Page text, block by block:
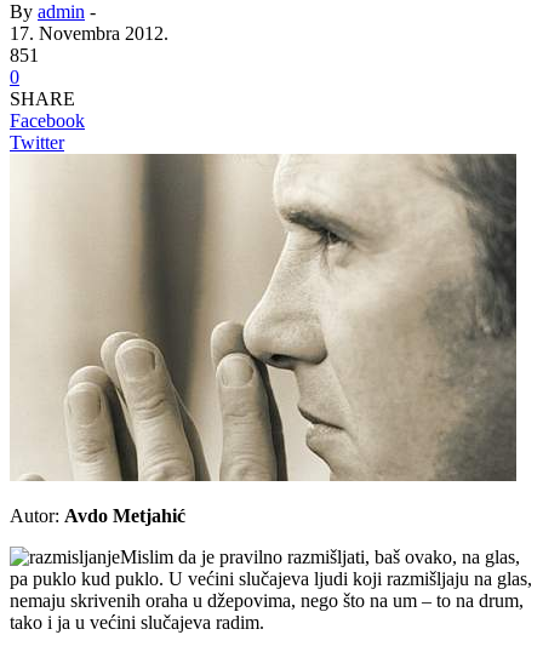
By admin -
17. Novembra 2012.
851
0
SHARE
Facebook
Twitter
Autor: Avdo Metjahić
Mislim da je pravilno razmišljati, baš ovako, na glas,
pa puklo kud puklo. U većini slučajeva ljudi koji razmišljaju na glas,
nemaju skrivenih oraha u džepovima, nego što na um – to na drum,
tako i ja u većini slučajeva radim.